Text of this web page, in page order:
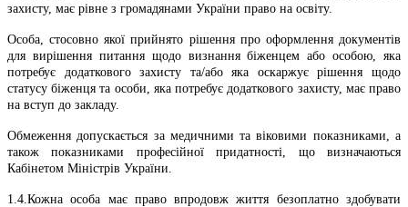
захисту, має рівне з громадянами України право на освіту.
Особа, стосовно якої прийнято рішення про оформлення документів
для вирішення питання щодо визнання біженцем або особою, яка
потребує додаткового захисту та/або яка оскаржує рішення щодо
статусу біженця та особи, яка потребує додаткового захисту, має право
на вступ до закладу.
Обмеження допускається за медичними та віковими показниками, а
також показниками професійної придатності, що визначаються
Кабінетом Міністрів України.
1.4.Кожна особа має право впродовж життя безоплатно здобувати